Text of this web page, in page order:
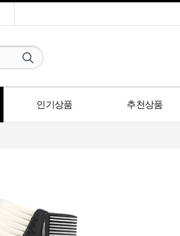
인기상품 추천상품